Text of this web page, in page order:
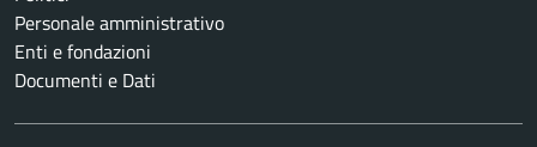
Personale amministrativo
Enti e fondazioni
Documenti e Dati